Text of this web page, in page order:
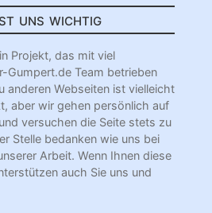
uns wichtig
Projekt, das mit viel
Gumpert.de Team betrieben
anderen Webseiten ist vielleicht
aber wir gehen persönlich auf
versuchen die Seite stets zu
Stelle bedanken wie uns bei
Arbeit. Wenn Ihnen diese
auch Sie uns und